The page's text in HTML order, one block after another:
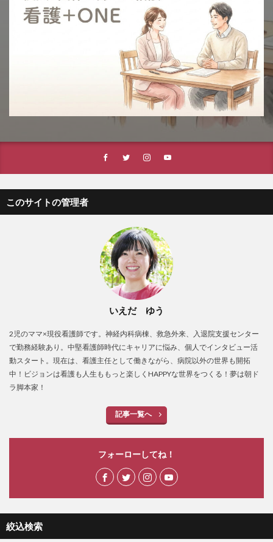
このサイトの管理者
いえだ ゆう
2児のママ×現役看護師です。神経内科病棟、救急外来、入退院支援センター
で勤務経験あり。中堅看護師時代にキャリアに悩み、個人でインタビュー活
動スタート。現在は、看護主任として働きながら、病院以外の世界も開拓
中！ビジョンは看護も人生ももっと楽しくHAPPYな世界をつくる！夢は朝ド
ラ脚本家！
記事一覧へ
フォーローしてね！
絞込検索